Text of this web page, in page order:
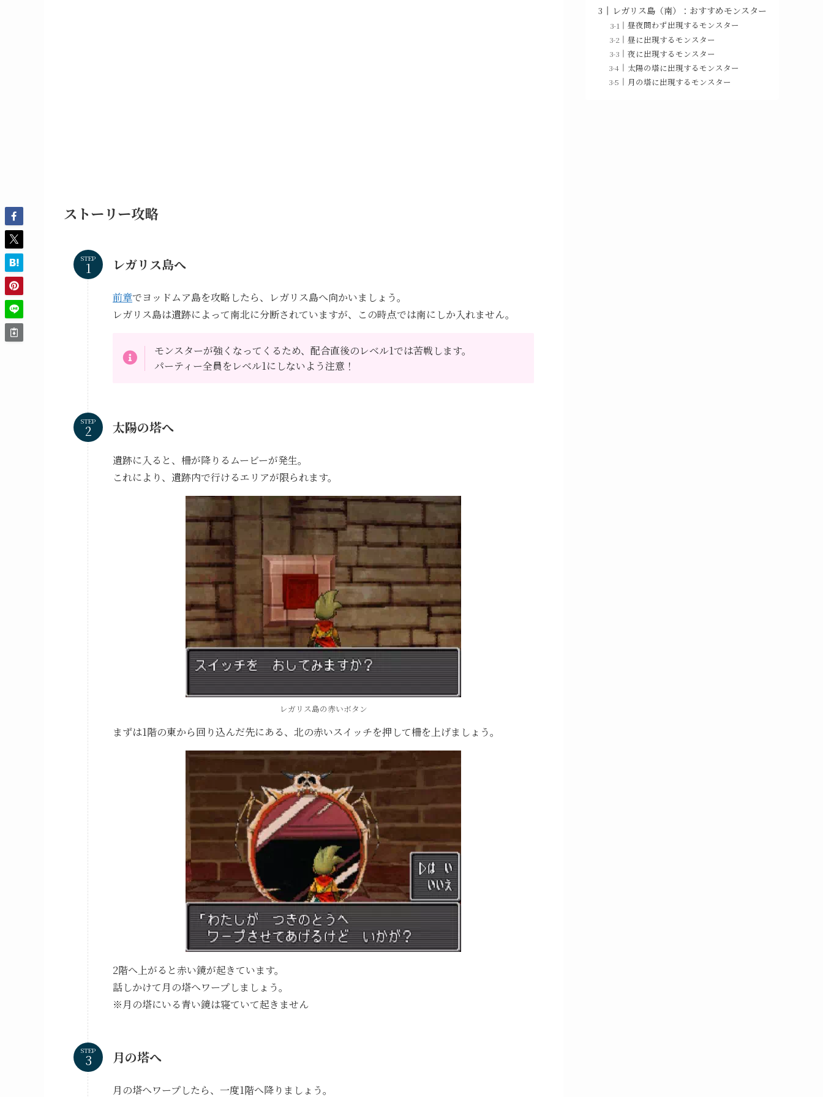
ストーリー攻略
STEP レガリス島へ
前章でヨッドムア島を攻略したら、レガリス島へ向かいましょう。
レガリス島は遺跡によって南北に分断されていますが、この時点では南にしか入れません。
モンスターが強くなってくるため、配合直後のレベル1では苦戦します。
パーティー全員をレベル1にしないよう注意！
STEP 太陽の塔へ
遺跡に入ると、柵が降りるムービーが発生。
これにより、遺跡内で行けるエリアが限られます。
レガリス島の赤いボタン
まずは1階の東から回り込んだ先にある、北の赤いスイッチを押して柵を上げましょう。
2階へ上がると赤い鏡が起きています。
話しかけて月の塔へワープしましょう。
※月の塔にいる青い鏡は寝ていて起きません
STEP 月の塔へ
月の塔へワープしたら、一度1階へ降りましょう。
レガリス島（南）：おすすめモンスター
昼夜問わず出現するモンスター
昼に出現するモンスター
夜に出現するモンスター
太陽の塔に出現するモンスター
月の塔に出現するモンスター